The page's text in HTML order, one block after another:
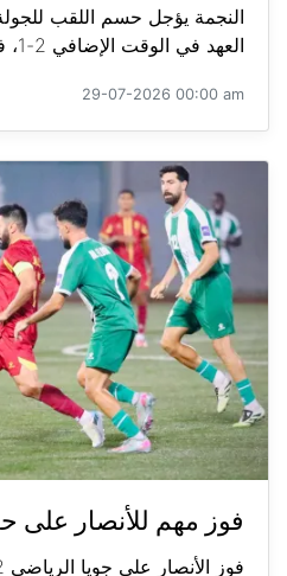
النجمة يؤجل حسم اللقب
العهد في الوقت الإضافي 2-1، في الجولة ال...
29-07-2026 00:00 am
فوز مهم للأنصار على